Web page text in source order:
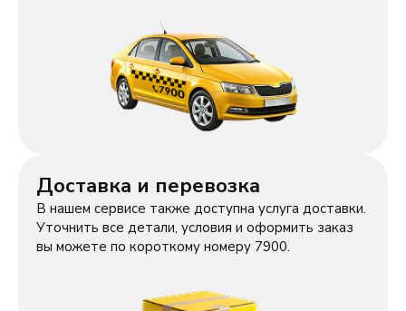
Доставка и перевозка
В нашем сервисе также доступна услуга доставки.
Уточнить все детали, условия и оформить заказ
вы можете по короткому номеру 7900.